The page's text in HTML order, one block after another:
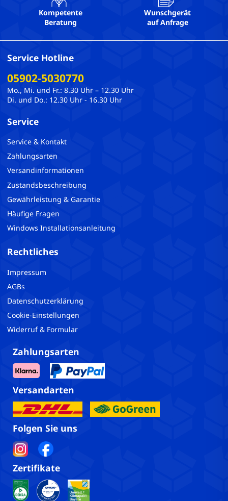
Kompetente
Beratung
Wunschgerät
auf Anfrage
Service Hotline
05902-5030770
Mo., Mi. und Fr.: 8.30 Uhr – 12.30 Uhr
Di. und Do.: 12.30 Uhr - 16.30 Uhr
Service
Service & Kontakt
Zahlungsarten
Versandinformationen
Zustandsbeschreibung
Gewährleistung & Garantie
Häufige Fragen
Windows Installationsanleitung
Rechtliches
Impressum
AGBs
Datenschutzerklärung
Cookie-Einstellungen
Widerruf & Formular
Zahlungsarten
Versandarten
Folgen Sie uns
Zertifikate